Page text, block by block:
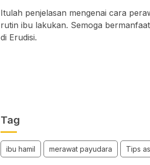
Itulah penjelasan mengenai cara
rutin ibu lakukan. Semoga
di Erudisi.
Tag
ibu hamil merawat payudara Tips